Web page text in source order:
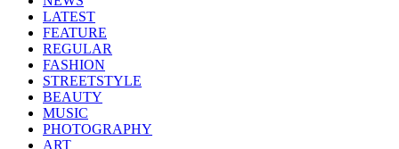
LATEST
FEATURE
REGULAR
FASHION
STREETSTYLE
BEAUTY
MUSIC
PHOTOGRAPHY
ART